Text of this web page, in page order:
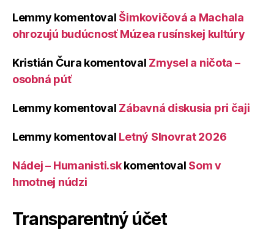
Lemmy komentoval Šimkovičová a Machala
ohrozujú budúcnosť Múzea rusínskej kultúry
Kristián Čura komentoval Zmysel a ničota –
osobná púť
Lemmy komentoval Zábavná diskusia pri čaji
Lemmy komentoval Letný Slnovrat 2026
Nádej – Humanisti.skkomentoval Som v
hmotnej núdzi
Transparentný účet